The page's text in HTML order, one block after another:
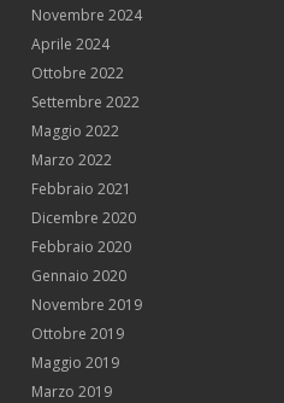
Novembre 2024
Aprile 2024
Ottobre 2022
Settembre 2022
Maggio 2022
Marzo 2022
Febbraio 2021
Dicembre 2020
Febbraio 2020
Gennaio 2020
Novembre 2019
Ottobre 2019
Maggio 2019
Marzo 2019